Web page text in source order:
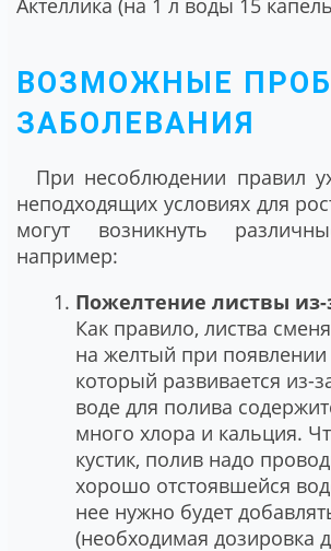
Актеллика (на 1 л воды 15
ВОЗМОЖНЫЕ
ЗАБОЛЕВАНИЯ
При несоблюдении правил
неподходящих условиях для
могут возникнуть
например:
Пожелтение листвы из-
Как правило, листва
на желтый при появлении
который развивается из-
воде для полива
много хлора и кальция.
кустик, полив надо
хорошо отстоявшейся
нее нужно будет
(необходимая дозировка